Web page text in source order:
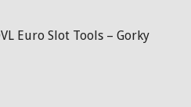
Euro Slot Tools – Gorky